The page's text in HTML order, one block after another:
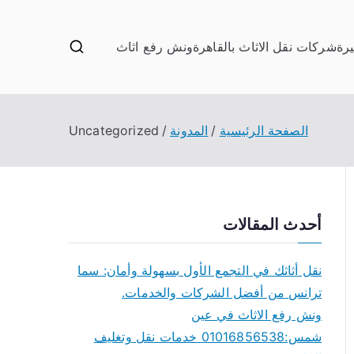
شركات نقل الاثاث بالقاهرةونش رفع اثاث
الصفحة الرئيسية المدونة Uncategorized
أحدث المقالات
نقل أثاثك في التجمع الأول بسهولة وأمان: سما
ترانس من أفضل الشركات والخدمات.
ونش رفع الاثاث في عين
شمس:01016856538 خدمات نقل وتغليف